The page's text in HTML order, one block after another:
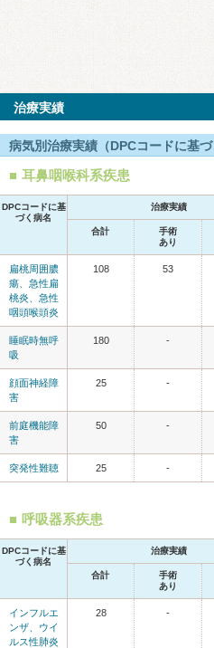
治療実績
病気別治療実績（DPCコードに基づ
耳鼻咽喉科系疾患
DPCコードに基
づく病名
治療実績
合計
手術
あり
扁桃周囲膿
瘍、急性扁
桃炎、急性
咽頭喉頭炎
108 53
睡眠時無呼
吸
180 -
顔面神経障
害
25 -
前庭機能障
害
50 -
突発性難聴 25 -
呼吸器系疾患
DPCコードに基
づく病名
治療実績
合計
手術
あり
インフルエ
ンザ、ウイ
ルス性肺炎
28 -